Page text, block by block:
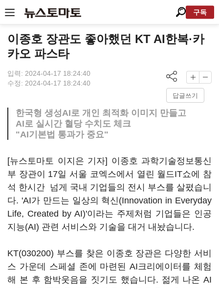
구독
이종호 장관도 좋아했던 KT AI한복·카
카오 파스타
입력: 2024-04-17 18:24:40
수정: 2024-04-17 18:24:40
답글쓰기
한국형 생성AI로 개인 최적화 이미지 만들고
AI로 실시간 혈당 수치도 체크
"AI기본법 통과가 중요"
[뉴스토마토 이지은 기자] 이종호 과학기술정보통신
부 장관이 17일 서울 코엑스에서 열린 월드IT쇼에 참
석 한시간 넘게 국내 기업들의 전시 부스를 살폈습니
다. 'AI가 만드는 일상의 혁신(Innovation in Everyday
Life, Created by AI)'이라는 주제처럼 기업들은 인공
지능(AI) 관련 서비스와 기술을 대거 내놨습니다.
KT(030200) 부스를 찾은 이종호 장관은 다양한 서비
스 가운데 스페셜 존에 마련된 AI크리에이터를 체험
해 본 후 함박웃음을 짓기도 했습니다. 젊게 나온 AI